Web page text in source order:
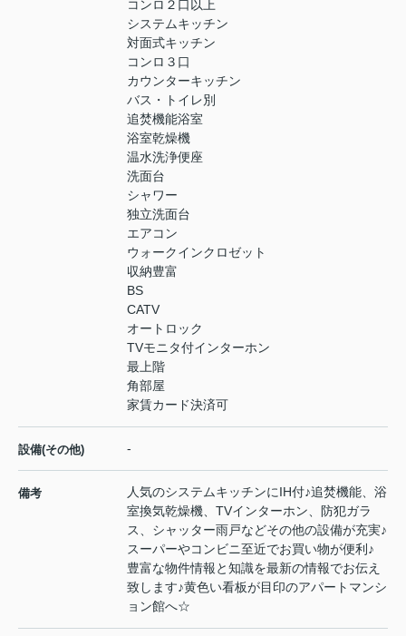
コンロ２口以上
システムキッチン
対面式キッチン
コンロ３口
カウンターキッチン
バス・トイレ別
追焚機能浴室
浴室乾燥機
温水洗浄便座
洗面台
シャワー
独立洗面台
エアコン
ウォークインクロゼット
収納豊富
BS
CATV
オートロック
TVモニタ付インターホン
最上階
角部屋
家賃カード決済可
設備(その他) -
備考
人気のシステムキッチンにIH付♪追焚機能、浴
室換気乾燥機、TVインターホン、防犯ガラ
ス、シャッター雨戸などその他の設備が充実♪
スーパーやコンビニ至近でお買い物が便利♪
豊富な物件情報と知識を最新の情報でお伝え
致します♪黄色い看板が目印のアパートマンシ
ョン館へ☆